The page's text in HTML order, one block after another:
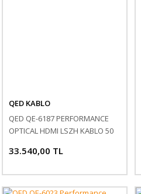
QED KABLO
QED QE-6187 PERFORMANCE
OPTICAL HDMI LSZH KABLO 50
33.540,00 TL